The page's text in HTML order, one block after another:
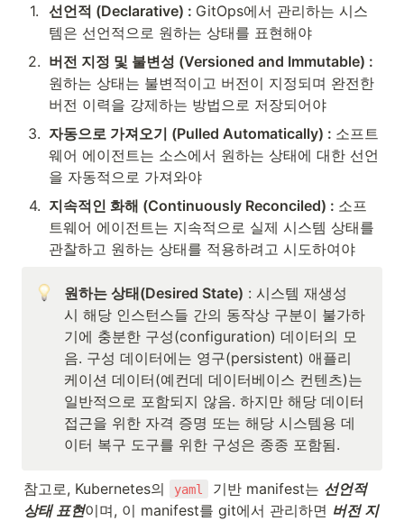
1. 선언적 (Declarative) : GitOps에서 관리하는 시스
템은 선언적으로 원하는 상태를 표현해야
2.
원하는 상태는 불변적이고 버전이 지정되며 완전한
버전 이력을 강제하는 방법으로 저장되어야
3. 자동으로 가져오기 (Pulled Automatically) : 소프트
웨어 에이전트는 소스에서 원하는 상태에 대한 선언
을 자동적으로 가져와야
4. 지속적인 화해 (Continuously Reconciled) : 소프
트웨어 에이전트는 지속적으로 실제 시스템 상태를
관찰하고 원하는 상태를 적용하려고 시도하여야
원하는 상태(Desired State) : 시스템 재생성
시 해당 인스턴스들 간의 동작상 구분이 불가하
기에 충분한 구성(configuration) 데이터의 모
음. 구성 데이터에는 영구(persistent) 애플리
케이션 데이터(예컨데 데이터베이스 컨텐츠)는
일반적으로 포함되지 않음. 하지만 해당 데이터
접근을 위한 자격 증명 또는 해당 시스템용 데
이터 복구 도구를 위한 구성은 종종 포함됨.
참고로, Kubernetes의 yaml 기반 manifest는 선언적
상태 표현이며, 이 manifest를 git에서 관리하면 버전 지